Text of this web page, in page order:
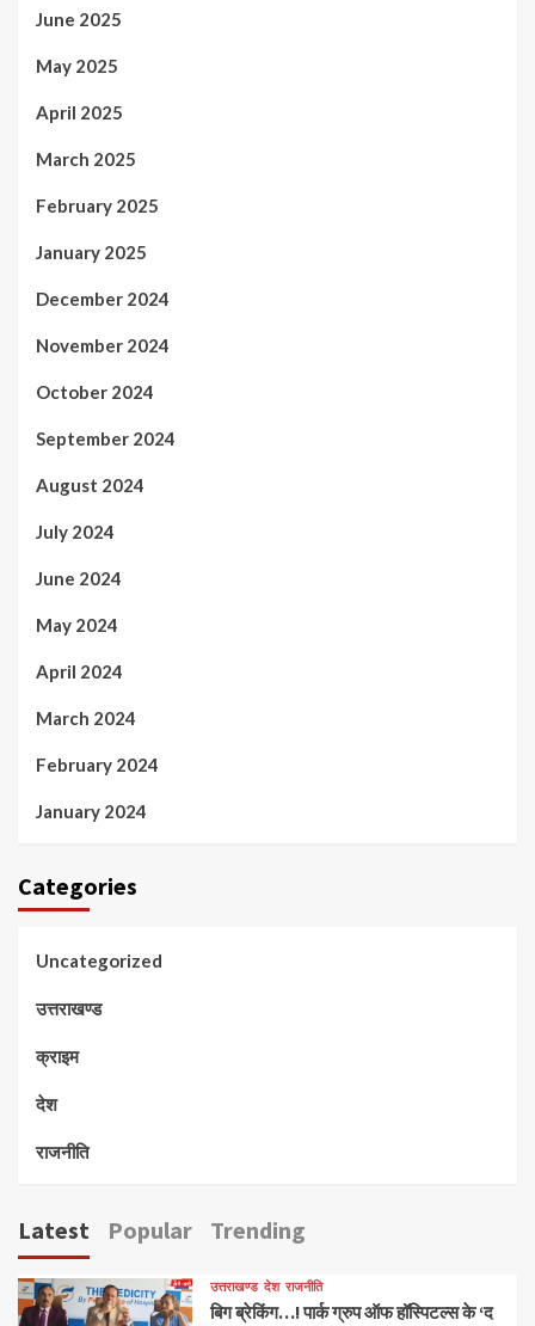
June 2025
May 2025
April 2025
March 2025
February 2025
January 2025
December 2024
November 2024
October 2024
September 2024
August 2024
July 2024
June 2024
May 2024
April 2024
March 2024
February 2024
January 2024
Categories
Uncategorized
उत्तराखण्ड
क्राइम
देश
राजनीति
Latest Popular Trending
उत्तराखण्ड देश राजनीति
बिग ब्रेकिंग…! पार्क ग्रुप ऑफ हॉस्पिटल्स के ‘द